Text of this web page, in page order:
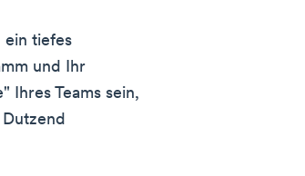
ein tiefes
und Ihr
Ihres Teams sein,